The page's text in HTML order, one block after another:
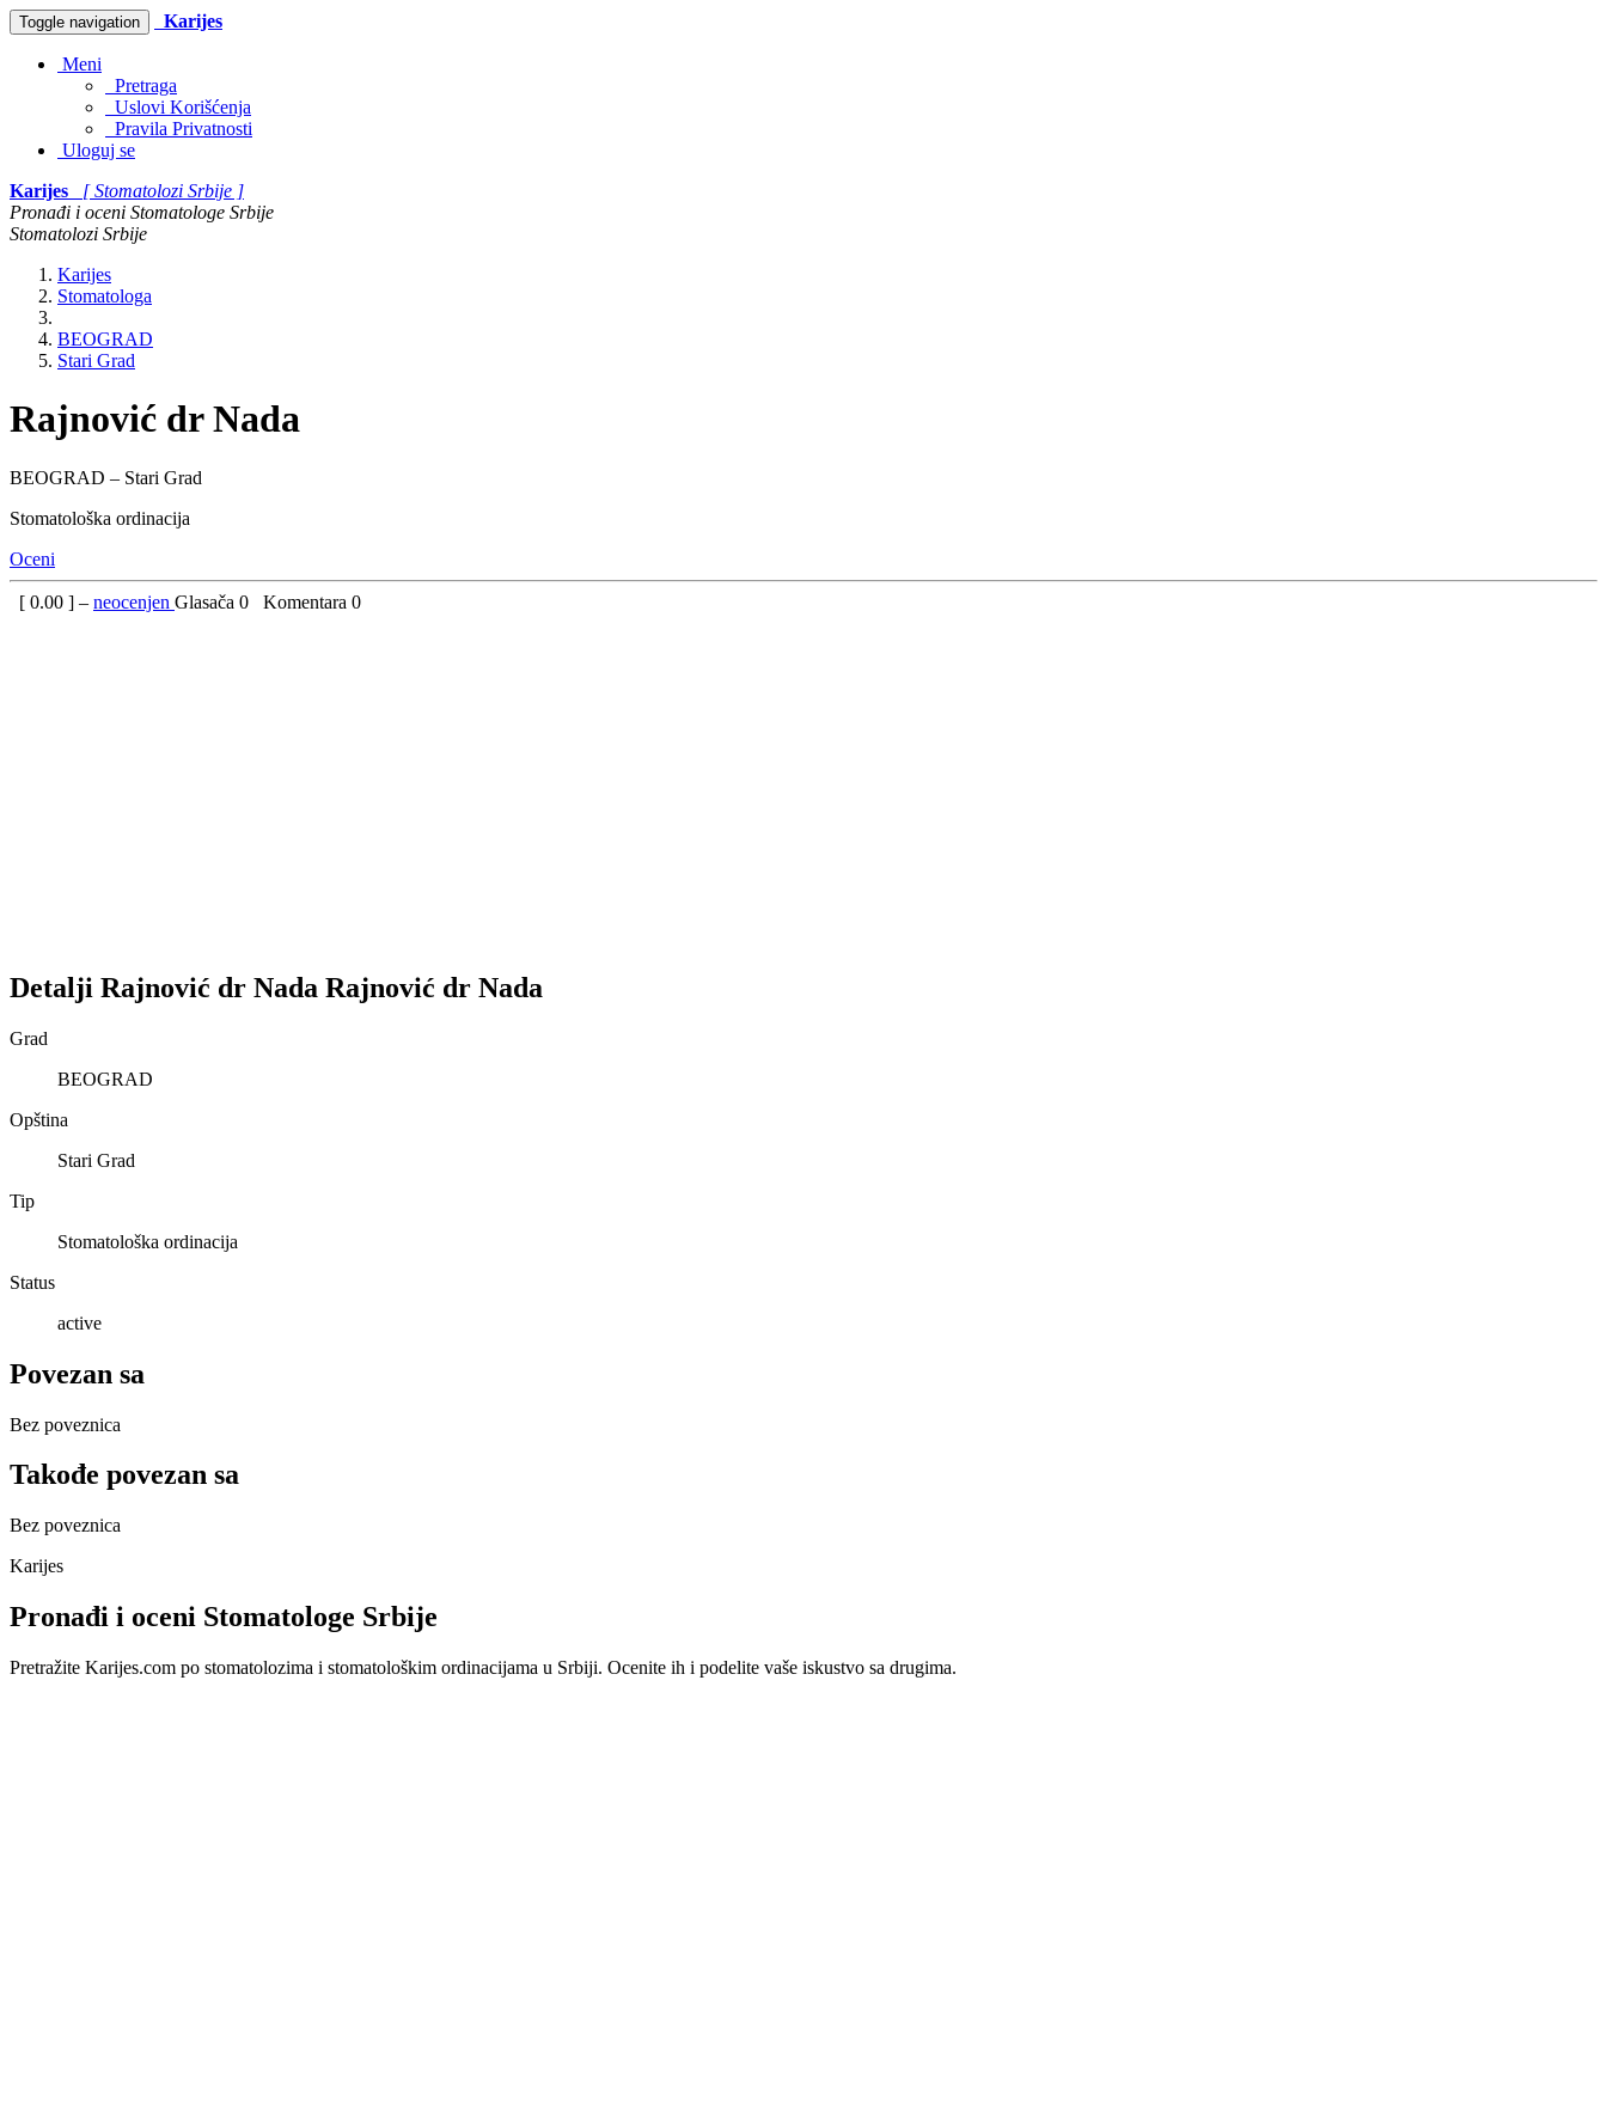
Toggle navigation Karijes
Meni
Pretraga
Uslovi Korišćenja
Pravila Privatnosti
Uloguj se
Karijes
[ Stomatolozi Srbije ]
Pronađi i oceni Stomatologe Srbije
Stomatolozi Srbije
Karijes
Stomatologa
BEOGRAD
Stari Grad
Rajnović dr Nada
BEOGRAD – Stari Grad
Stomatološka ordinacija
Oceni
[ 0.00 ] – neocenjen Glasača 0 Komentara 0
Detalji Rajnović dr Nada Rajnović dr Nada
Grad
BEOGRAD
Opština
Stari Grad
Tip
Stomatološka ordinacija
Status
active
Povezan sa
Bez poveznica
Takođe povezan sa
Bez poveznica
Karijes
Pronađi i oceni Stomatologe Srbije
Pretražite Karijes.com po stomatolozima i stomatološkim ordinacijama u Srbiji. Ocenite ih i podelite vaše iskustvo sa drugima.